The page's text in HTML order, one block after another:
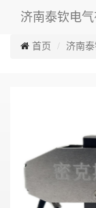
济南泰钦电气
首页
济南